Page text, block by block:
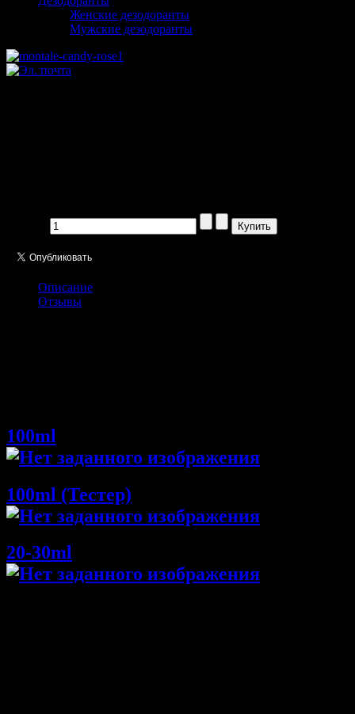
Женские дезодоранты
Мужские дезодоранты
Описание
Отзывы
100ml
100ml (Тестер)
20-30ml